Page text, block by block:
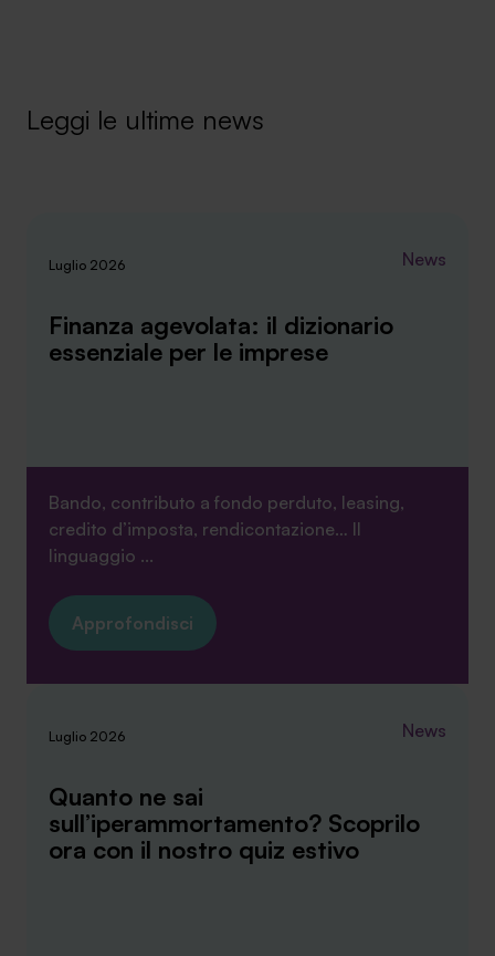
Leggi le ultime news
Luglio 2026 News
Finanza agevolata: il dizionario
essenziale per le imprese
Bando, contributo a fondo perduto, leasing,
credito d’imposta, rendicontazione… Il
linguaggio ...
Approfondisci
Luglio 2026 News
Quanto ne sai
sull’iperammortamento? Scoprilo
ora con il nostro quiz estivo